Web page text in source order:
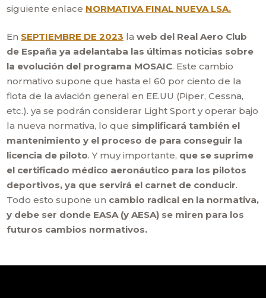
siguiente enlace NORMATIVA FINAL NUEVA LSA.
En SEPTIEMBRE DE 2023 laweb del Real Aero Club
de España ya adelantaba las últimas noticias sobre
la evolución del programa MOSAIC. Este cambio
normativo supone que hasta el 60 por ciento de la
flota de la aviación general en EE.UU (Piper, Cessna,
etc.). ya se podrán considerar Light Sport y operar bajo
la nueva normativa, lo que simplificará también el
mantenimiento y el proceso de para conseguir la
licencia de piloto. Y muy importante, que se suprime
el certificado médico aeronáutico para los pilotos
deportivos, ya que servirá el carnet de conducir.
Todo esto supone un cambio radical en la normativa,
y debe ser donde EASA (y AESA) se miren para los
futuros cambios normativos.